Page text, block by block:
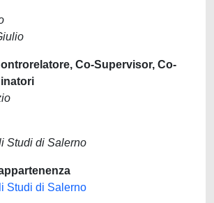
Co-Supervisor, Co-
Studi di Salerno
Studi di Salerno